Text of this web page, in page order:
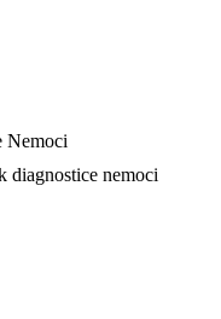
nemoci